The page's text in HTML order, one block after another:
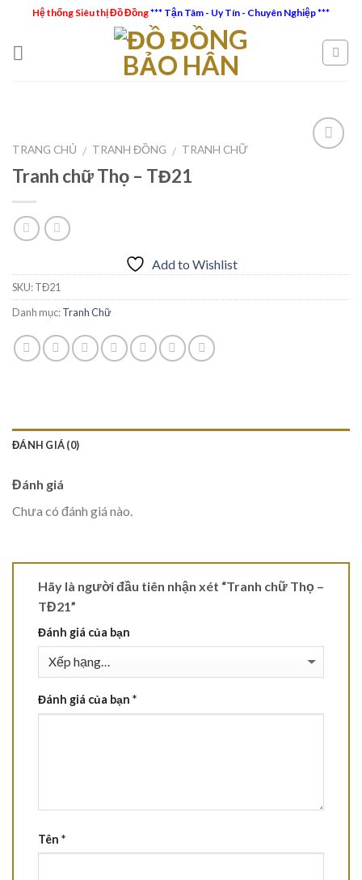
content
Hệ thống Siêu thị Đồ Đồng*** Tận Tâm - Uy Tín - Chuyên Nghiệp ***
TRANG CHỦ / TRANH ĐỒNG / TRANH CHỮ
Tranh chữ Thọ – TĐ21
Add to Wishlist
SKU:TĐ21
Danh mục:Tranh Chữ
ĐÁNH GIÁ (0)
Đánh giá
Chưa có đánh giá nào.
Hãy là người đầu tiên nhận xét “Tranh chữ Thọ –
TĐ21”
Đánh giá của bạn
Đánh giá của bạn *
Tên *